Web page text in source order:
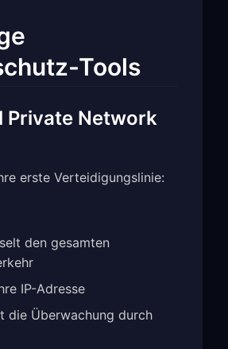
Tools
Private Network
erste Verteidigungslinie:
den gesamten
IP-Adresse
die Überwachung durch